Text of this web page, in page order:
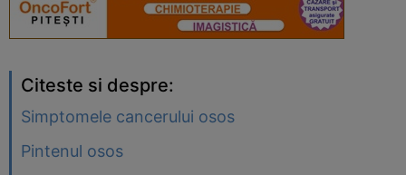
Citeste si despre:
Simptomele cancerului osos
Pintenul osos